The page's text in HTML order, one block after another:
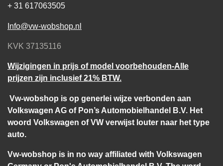
+ 31 617063505
Info@vw-wobshop.nl
KVK 37135116
Wijzigingen in prijs of model voorbehouden-Alle
prijzen zijn inclusief 21% BTW.
Vw-wobshop is op generlei wijze verbonden aan
Volkswagen AG of Pon’s Automobielhandel B.V. Het
woord Volkswagen of VW verwijst louter naar het type
auto.
Vw-wobshop is in no way affiliated with Volkswagen